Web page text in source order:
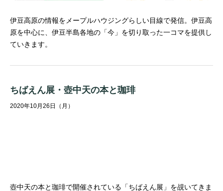
伊豆高原の情報をメープルハウジングらしい目線で発信。 伊豆高
原を中心に、伊豆半島各地の「今」を切り取った一コマを提供し
ていきます。
ちばえん展・壺中天の本と珈琲
2020年10月26日（月）
壺中天の本と珈琲で開催されている「ちばえん展」を覘いてきま